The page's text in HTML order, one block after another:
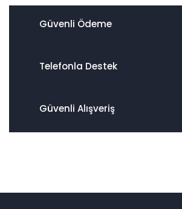
Güvenli Ödeme
Telefonla Destek
Güvenli Alışveriş